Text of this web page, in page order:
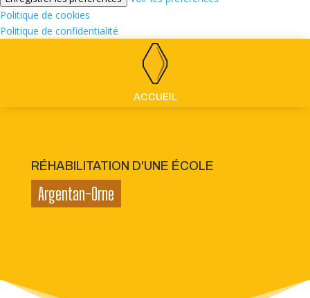
Politique de cookies
Politique de confidentialité
ACCUEIL
RÉHABILITATION D'UNE ÉCOLE
Argentan-Orne